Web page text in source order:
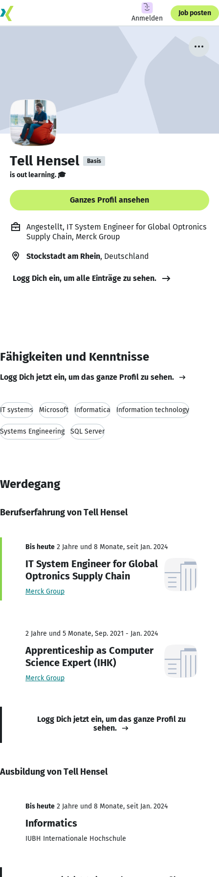
Anmelden
Job posten
Tell Hensel Basis
is out learning. 🎓
Ganzes Profil ansehen
Angestellt, IT System Engineer for Global Optronics
Supply Chain, Merck Group
Stockstadt am Rhein, Deutschland
Logg Dich ein, um alle Einträge zu sehen.
Fähigkeiten und Kenntnisse
Logg Dich jetzt ein, um das ganze Profil zu sehen.
IT systems Microsoft Informatica Information technology
Systems Engineering SQL Server
Werdegang
Berufserfahrung von Tell Hensel
Bis heute 2 Jahre und 8 Monate, seit Jan. 2024
IT System Engineer for Global
Optronics Supply Chain
Merck Group
2 Jahre und 5 Monate, Sep. 2021 - Jan. 2024
Apprenticeship as Computer
Science Expert (IHK)
Merck Group
Logg Dich jetzt ein, um das ganze Profil zu
sehen.
Ausbildung von Tell Hensel
Bis heute 2 Jahre und 8 Monate, seit Jan. 2024
Informatics
IUBH Internationale Hochschule